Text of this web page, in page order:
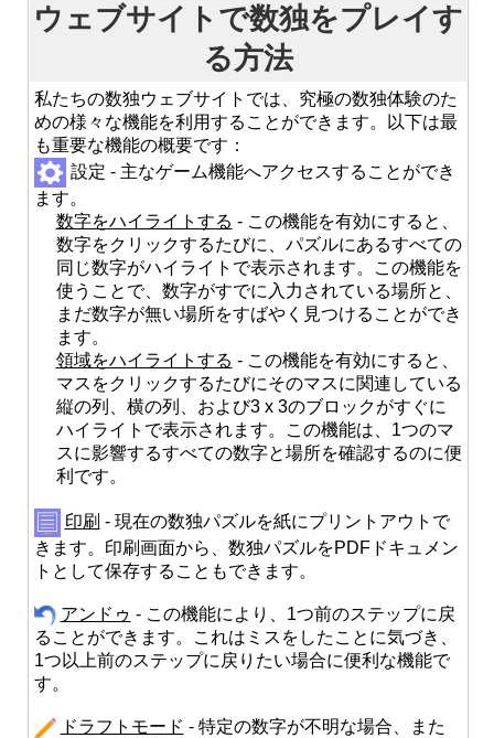
ウェブサイトで数独をプレイす
る方法
私たちの数独ウェブサイトでは、究極の数独体験のた
めの様々な機能を利用することができます。以下は最
も重要な機能の概要です：
設定 - 主なゲーム機能へアクセスすることができ
ます。
数字をハイライトする - この機能を有効にすると、
数字をクリックするたびに、パズルにあるすべての
同じ数字がハイライトで表示されます。この機能を
使うことで、数字がすでに入力されている場所と、
まだ数字が無い場所をすばやく見つけることができ
ます。
領域をハイライトする - この機能を有効にすると、
マスをクリックするたびにそのマスに関連している
縦の列、横の列、および3 x 3のブロックがすぐに
ハイライトで表示されます。この機能は、1つのマ
スに影響するすべての数字と場所を確認するのに便
利です。
印刷 - 現在の数独パズルを紙にプリントアウトで
きます。印刷画面から、数独パズルをPDFドキュメン
トとして保存することもできます。
アンドゥ - この機能により、1つ前のステップに戻
ることができます。これはミスをしたことに気づき、
1つ以上前のステップに戻りたい場合に便利な機能で
す。
ドラフトモード - 特定の数字が不明な場合、また